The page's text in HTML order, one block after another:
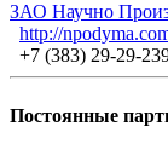
ЗАО Научно
http://
+7 (383) 29-29-
Постоянные